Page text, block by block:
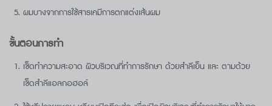
ผมบางจากการใช้สารเคมีการตกแต่งเส้นผม
ขั้นตอนการทำ
เช็ดทำความสะอาด ผิวบริเวณที่ทำการรักษา ด้วยสำลีเย็น และ ตามด้วย
เช็ดสำลีแอลกอฮอล์